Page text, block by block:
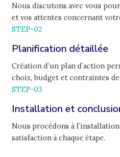
Nous discutons avec vous
et vos attentes concernant
STEP-02
Planification détaillée
Création d’un plan d’action
choix, budget et contraintes de
STEP-03
Installation et
Nous procédons à
satisfaction à chaque étape.